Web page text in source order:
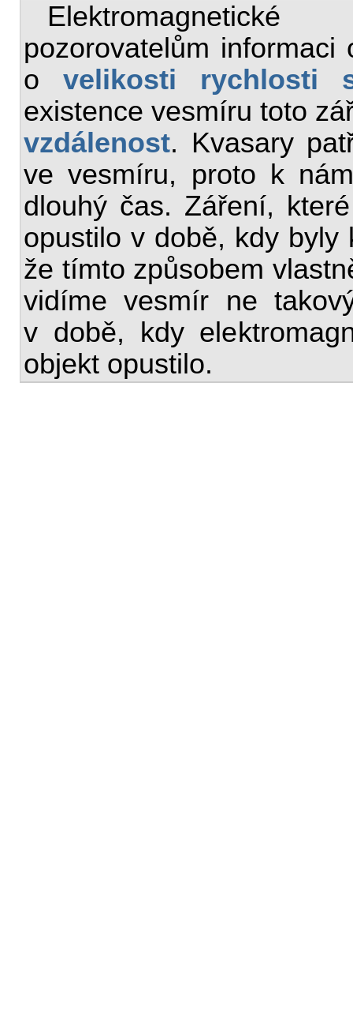
pozorovatelům
o velikosti rychlosti
existence vesmíru toto
vzdálenost. Kvasary
ve vesmíru, proto k
dlouhý čas. Záření,
opustilo v době, kdy byly
že tímto způsobem
vidíme vesmír ne
v době, kdy
objekt opustilo.